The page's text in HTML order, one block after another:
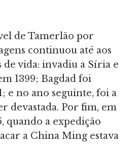
de Tamerlão por
continuou até aos
de vida: invadiu a Síria e
1399; Bagdad foi
e no ano seguinte, foi a
devastada. Por fim, em
quando a expedição
a China Ming estava